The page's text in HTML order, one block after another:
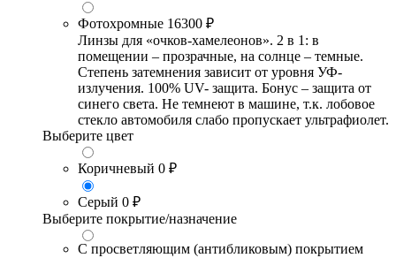
Фотохромные 16300 ₽
Линзы для «очков-хамелеонов». 2 в 1: в
помещении – прозрачные, на солнце – темные.
Степень затемнения зависит от уровня УФ-
излучения. 100% UV- защита. Бонус – защита от
синего света. Не темнеют в машине, т.к. лобовое
стекло автомобиля слабо пропускает ультрафиолет.
Выберите цвет
Коричневый 0 ₽
Серый 0 ₽
Выберите покрытие/назначение
С просветляющим (антибликовым) покрытием